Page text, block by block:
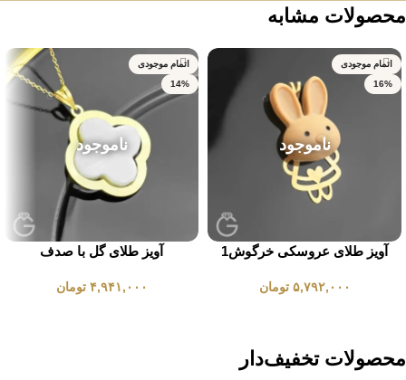
محصولات مشابه
اتمام موجودی
16%
ناموجود
آویز طلای عروسکی خرگوش1
۵,۷۹۲,۰۰۰ تومان
اتمام موجودی
14%
ناموجود
آویز طلای گل با صدف
۴,۹۴۱,۰۰۰ تومان
محصولات تخفیف‌دار